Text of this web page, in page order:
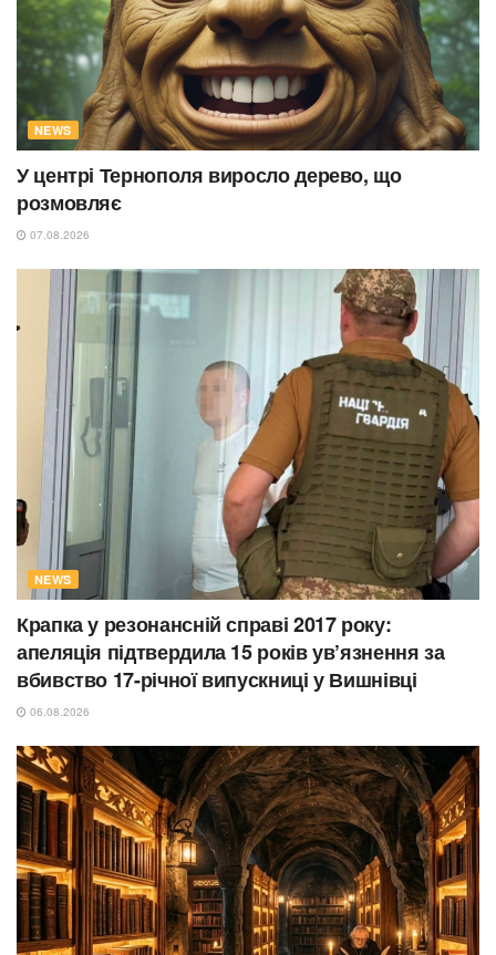
NEWS
У центрі Тернополя виросло дерево, що
розмовляє
07.08.2026
NEWS
Крапка у резонансній справі 2017 року:
апеляція підтвердила 15 років ув’язнення за
вбивство 17-річної випускниці у Вишнівці
06.08.2026